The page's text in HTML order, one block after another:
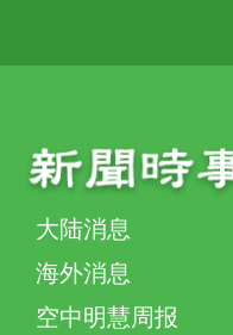
大陆消息
海外消息
空中明慧周报